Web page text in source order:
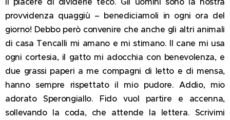
provvidenza quaggiù – benediciamoli in ogni ora del
giorno! Debbo però convenire che anche gli altri animali
di casa Tencalli mi amano e mi stimano. Il cane mi usa
ogni cortesia, il gatto mi adocchia con benevolenza, e
due grassi paperi a me compagni di letto e di mensa,
hanno sempre rispettato il mio pudore. Addio, mio
adorato Sperongiallo. Fido vuol partire e accenna,
sollevando la coda, che attende la lettera. Scrivimi